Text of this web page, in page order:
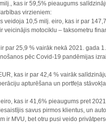
kas ir 59,5% pieaugums
virzieniem:
10,5 milj. eiro, kas ir par
motociklu – taksometru
25,9 % vairāk nekā 2021. gada
pēc Covid-19 pandēmijas
kas ir par 42,4 % vairāk
apturēšana un portfeļa
kas ir 41,6% pieaugums pret
savus pirmos klientus, un
ir MVU, bet otru pusi veido